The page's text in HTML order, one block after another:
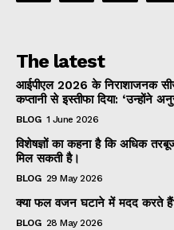
The latest
आईपीएल 2026 के निराशाजनक
कप्तानी से इस्तीफा दिया: ‘उन्होंने
BLOG 1 June 2026
विशेषज्ञों का कहना है कि अधिक
मिल सकती है।
BLOG 29 May 2026
क्या फल वजन घटाने में मदद करते हैं?
BLOG 28 May 2026